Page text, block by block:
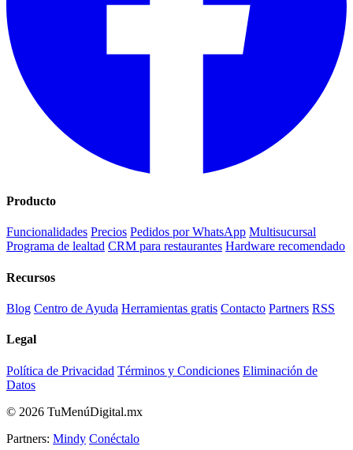
Producto
Funcionalidades Precios Pedidos por WhatsApp Multisucursal
Programa de lealtad CRM para restaurantes Hardware recomendado
Recursos
Blog Centro de Ayuda Herramientas gratis Contacto Partners RSS
Legal
Política de Privacidad Términos y Condiciones Eliminación de
Datos
© 2026 TuMenúDigital.mx
Partners: Mindy Conéctalo